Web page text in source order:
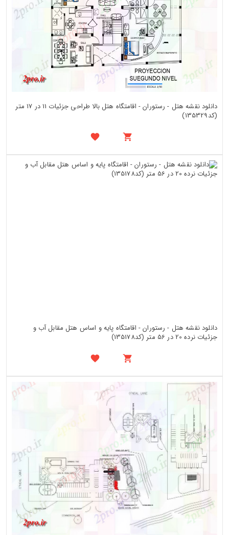
دانلود نقشه هتل - رستوران - اقامتگاه هتل بالا طراحی جزئیات 11 در 17 متر
(کد135329)
دانلود نقشه هتل - رستوران - اقامتگاه پایه و اساس هتل مقابل آب و
جزئیات نرده 20 در 56 متر (کد135178)